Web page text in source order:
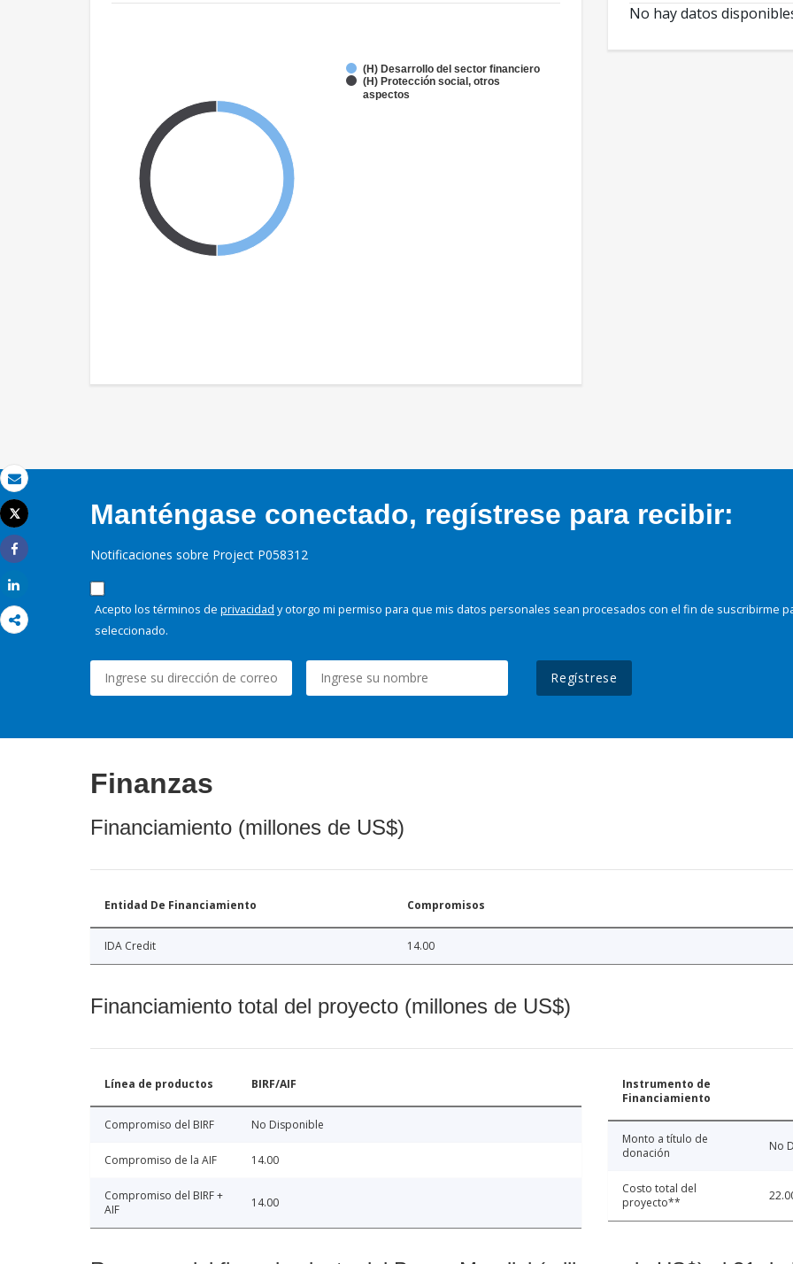
Correo electrónico
Imprimir
Tweet
Share
(H) Desarrollo del sector financiero
(H) Protección social, otros
aspectos
No hay datos
Manténgase conectado, regístrese para recibir:
Notificaciones sobre Project P058312
Acepto los términos de privacidad y otorgo mi permiso para que mis datos personales sean procesados con el fin de suscribirme
seleccionado.
Regístrese
Finanzas
Financiamiento (millones de US$)
Entidad De Financiamiento Compromisos
IDA Credit 14.00
Financiamiento total del proyecto (millones de US$)
Línea de productos BIRF/AIF
Compromiso del BIRF No Disponible
Compromiso de la AIF 14.00
Compromiso del BIRF +
AIF
14.00
Instrumento de
Financiamiento
Monto a título de
donación
No
Costo total del
proyecto**